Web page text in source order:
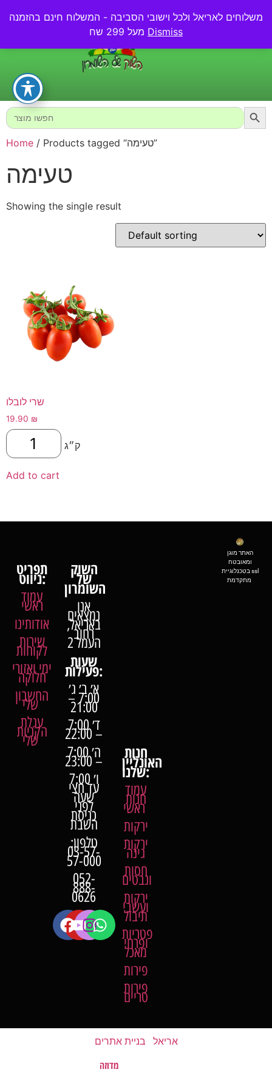
משלוחים לאריאל ולכל וישובי הסביבה - המשלוח חינם בהזמנה
Dismiss
0.00₪
Search
for:
Home / Products tagged “טעימה”
טעימה
Showing the single result
שרי לובלו
19.90 ₪
ק״ג
Add to cart
תפריט
ניווט:
עמוד
ראשי
אודותינו
שירות
לקוחות
ימי ואזורי
חלוקה
החשבון
שלי
עגלת
הקניות
שלי
השוק
של
אנו
נמצאים
באריאל,
רחוב
העמל 2
שעותפעילות:
א׳ ב׳ ג׳
7:00 –
21:00
ד׳ 7:00
– 22:00
ה׳ 7:00
– 23:00
ו׳ 7:00
עד חצי
שעה
לפני
כניסת
השבת
טלפון:
03-57-
57-000
052-
888-
0626
חנות
האונליין
שלנו:
עמוד
חנות
ראשי
ירקות
ירקות
גינה
חסות
ונבטים
ירקות
ועשבי
תיבול
פטריות
ופרחי
מאכל
פירות
פירות
טריים
האתר מוגן
ומאובטח
בטכנלוגיית ssl
אריאל בניית אתרים
האתר נבנה על ידימדוזה